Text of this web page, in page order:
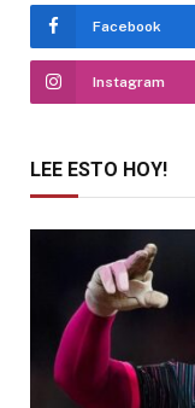
Facebook
Instagram
LEE ESTO HOY!